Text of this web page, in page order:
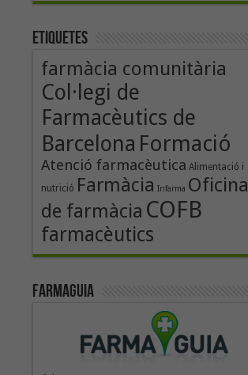
Etiquetes
farmàcia comunitària
Col·legi de
Farmacèutics de
Barcelona Formació
Atenció farmacèutica Alimentació i
nutrició Farmàcia Infarma Oficina
de farmàcia COFB
farmacèutics
Farmaguia